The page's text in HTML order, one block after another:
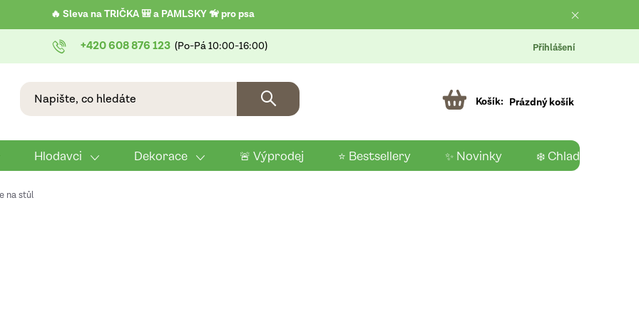
🔥 Sleva na TRIČKA 🎒 a PAMLSKY 🦮 pro psa
+420 608 876 123 Přihlášení
Prázdný košík
Hlodavci Dekorace 🚨 Výprodej ⭐ Bestsellery ✨ Novinky ❄️ Chladící
na stůl